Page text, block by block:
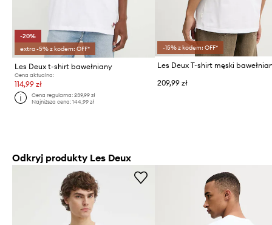
-20%
extra -5% z kodem: OFF*
Les Deux t-shirt bawełniany
Cena aktualna:
114,99 zł
Cena regularna:239,99 zł
Najniższa cena:144,99 zł
-15% z kodem: OFF*
Les Deux T-shirt męski
209,99 zł
Odkryj produkty Les Deux